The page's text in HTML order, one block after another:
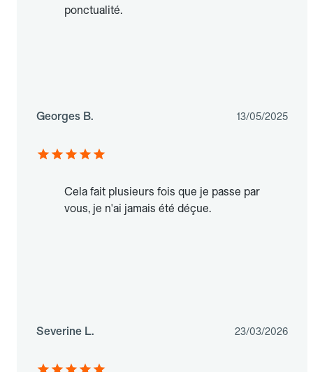
ponctualité.
Georges B. 13/05/2025
Cela fait plusieurs fois que je passe par
vous, je n'ai jamais été déçue.
Severine L. 23/03/2026